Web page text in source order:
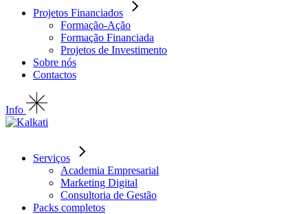
Projetos Financiados
Formação-Ação
Formação Financiada
Projetos de Investimento
Sobre nós
Contactos
Info
Serviços
Academia Empresarial
Marketing Digital
Consultoria de Gestão
Packs completos